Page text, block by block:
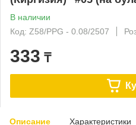
В наличии
Код: Z58/PPG - 0.08/2507
333 ₸
Описание Характеристики